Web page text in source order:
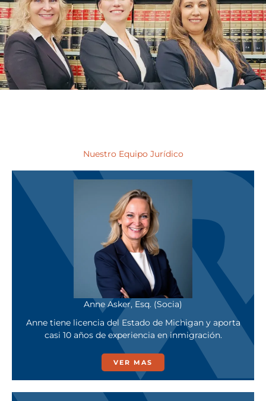
Nuestro Equipo Jurídico
Anne Asker, Esq. (Socia)
Anne tiene licencia del Estado de Michigan y aporta
casi 10 años de experiencia en inmigración.
VER MAS